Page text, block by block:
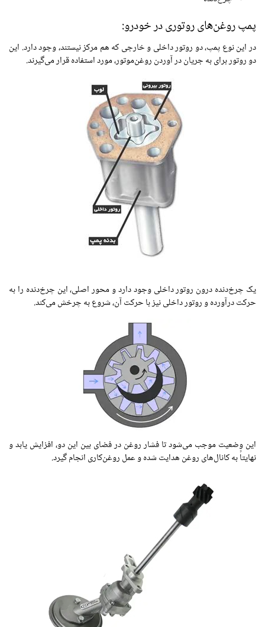
پمپ روغن‌های روتوری در خودرو:
در این نوع پمپ، دو روتور داخلی و خارجی که هم مرکز نیستند، وجود دارد. این
دو روتور برای به جریان در آوردن روغن‌موتور، مورد استفاده قرار می‌گیرند.
یک چرخ‌دنده درون روتور داخلی وجود دارد و محور اصلی، این چرخ‌دنده را به
حرکت درآورده و روتور داخلی نیز با حرکت آن، شروع به چرخش می‌کند.
این وضعیت موجب می‌شود تا فشار روغن در فضای بین این دو، افزایش یابد و
نهایتاً به کانال‌های روغن هدایت شده و عمل روغن‌کاری انجام گیرد.